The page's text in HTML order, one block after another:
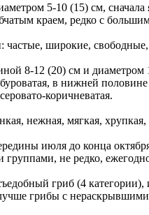
5-10 (15) см, сначала
краем, редко с
частые, широкие,
8-12 (20) см и диаметром
буроватая, в нижней
коричневатая.
нежная, мягкая, хрупкая,
июля до конца
группами, не редко,
гриб (4
грибы с